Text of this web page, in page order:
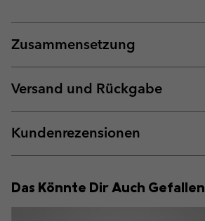
Zusammensetzung
Versand und Rückgabe
Kundenrezensionen
Das Könnte Dir Auch Gefallen